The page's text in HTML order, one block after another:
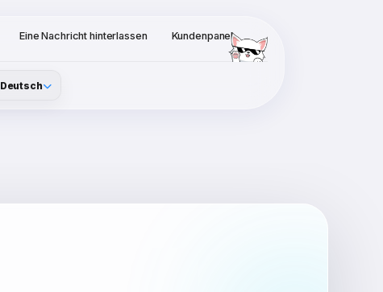
Eine Nachricht hinterlassen Kundenpanel
Deutsch